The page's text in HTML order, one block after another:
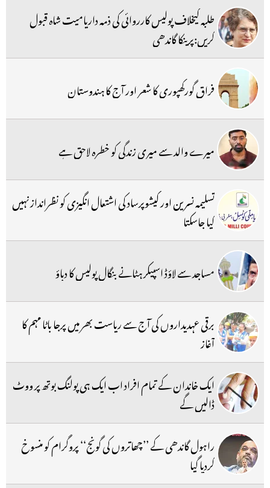
طلبہ کیخلاف پولیس کارروائی کی ذمہ داریامیت شاہ قبول
کریں:پرینکا گاندھی
فراق گورکھپوری کا شعر اور آج کا ہندوستان
میرے والد سے میری زندگی کو خطرہ لاحق ہے
تسلیمہ نسرین اور کیشوپرساد کی اشتعال انگیزی کو نظرانداز نہیں
کیا جاسکتا
مساجد سے لاؤڈ اسپیکر ہٹانے بنگال پولیس کا دباؤ
برقی عہدیداروں کی آج سے ریاست بھر میں پرجا باٹا مہم کا
آغاز
ایک خاندان کے تمام افراد اب ایک ہی پولنگ بوتھ پر ووٹ
ڈالیں گے
راہول گاندھی کے ’’چھاتروں کی گونج‘‘ پروگرام کو منسوخ
کردیا گیا